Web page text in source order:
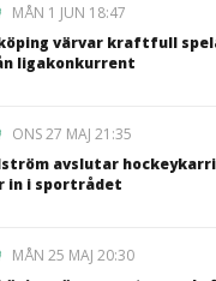
MÅN 1 JUN 18:47
värvar kraftfull
ligakonkurrent
ONS 27 MAJ 21:35
avslutar
in i sportrådet
MÅN 25 MAJ 20:30